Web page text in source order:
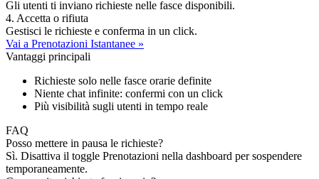
Gli utenti ti inviano richieste nelle fasce disponibili.
4. Accetta o rifiuta
Gestisci le richieste e conferma in un click.
Vai a Prenotazioni Istantanee »
Vantaggi principali
Richieste solo nelle fasce orarie definite
Niente chat infinite: confermi con un click
Più visibilità sugli utenti in tempo reale
FAQ
Posso mettere in pausa le richieste?
Sì. Disattiva il toggle Prenotazioni nella dashboard per sospendere
temporaneamente.